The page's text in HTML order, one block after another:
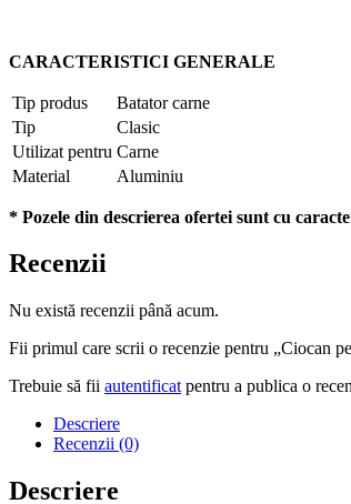
CARACTERISTICI GENERALE
Tip produs
Batator carne
Tip
Clasic
Utilizat pentru Carne
Material
Aluminiu
* Pozele din descrierea ofertei sunt cu
Recenzii
Nu există recenzii până acum.
Fii primul care scrii o recenzie pentru „Ciocan
Trebuie să fii autentificat pentru a publica o
Descriere
Recenzii (0)
Descriere